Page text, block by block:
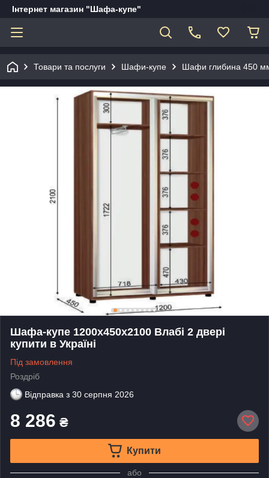
Інтернет магазин "Шафа-купе"
Товари та послуги Шафи-купе Шафи глибина 450
Шафа-купе 1200х450х2100 Влабі 2 двері
купити в Україні
Під замовлення
Роздріб
Відправка з 30 серпня 2026
8 286 ₴
Купити
або